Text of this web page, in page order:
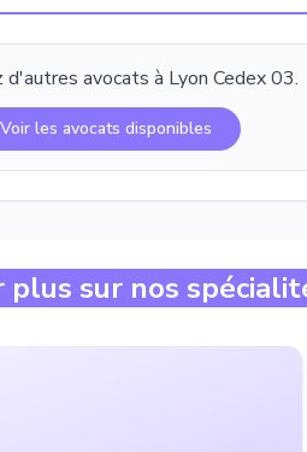
d'autres avocats à Lyon Cedex 03.
Voir les avocats disponibles
plus sur nos